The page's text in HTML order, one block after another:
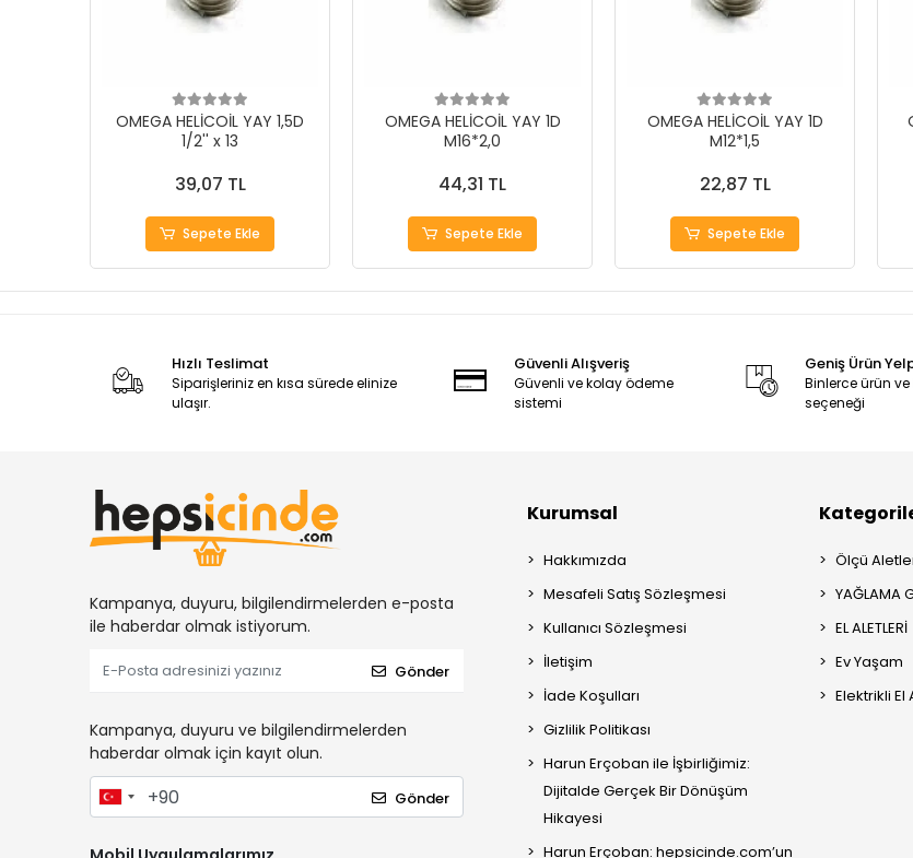
OMEGA HELİCOİL YAY 1,5D
1/2'' x 13
39,07 TL
Sepete Ekle
OMEGA HELİCOİL YAY 1D
M16*2,0
44,31 TL
Sepete Ekle
OMEGA HELİCOİL YAY 1D
M12*1,5
22,87 TL
Sepete Ekle
Hızlı Teslimat
Siparişleriniz en kısa sürede elinize
ulaşır.
Güvenli Alışveriş
Güvenli ve kolay ödeme
sistemi
Geniş Ürün
Binlerce ürün
seçeneği
Kampanya, duyuru, bilgilendirmelerden e-posta
ile haberdar olmak istiyorum.
Gönder
Kampanya, duyuru ve bilgilendirmelerden
haberdar olmak için kayıt olun.
Gönder
Kurumsal
Hakkımızda
Mesafeli Satış Sözleşmesi
Kullanıcı Sözleşmesi
İletişim
İade Koşulları
Gizlilik Politikası
Harun Erçoban ile İşbirliğimiz:
Dijitalde Gerçek Bir Dönüşüm
Hikayesi
Harun Erçoban: hepsicinde.com’un
Ölçü
YAĞLAMA
EL ALETLERİ
Ev Yaşam
Elektrikli El